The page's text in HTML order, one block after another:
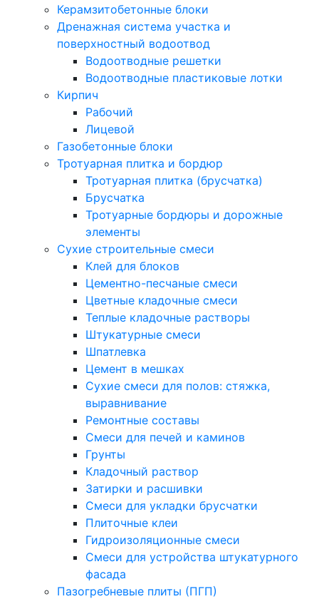
Керамзитобетонные блоки
Дренажная система участка и
поверхностный водоотвод
Водоотводные решетки
Водоотводные пластиковые лотки
Кирпич
Рабочий
Лицевой
Газобетонные блоки
Тротуарная плитка и бордюр
Тротуарная плитка (брусчатка)
Брусчатка
Тротуарные бордюры и дорожные
элементы
Сухие строительные смеси
Клей для блоков
Цементно-песчаные смеси
Цветные кладочные смеси
Теплые кладочные растворы
Штукатурные смеси
Шпатлевка
Цемент в мешках
Сухие смеси для полов: стяжка,
выравнивание
Ремонтные составы
Смеси для печей и каминов
Грунты
Кладочный раствор
Затирки и расшивки
Смеси для укладки брусчатки
Плиточные клеи
Гидроизоляционные смеси
Смеси для устройства штукатурного
фасада
Пазогребневые плиты (ПГП)